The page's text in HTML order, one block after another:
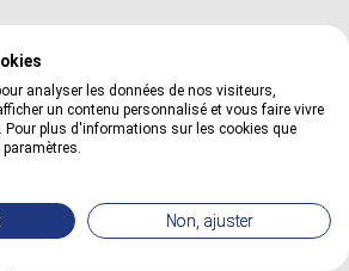
l’eau perle et ne mouille plus
l’encrassement, la formation
provoqués par les cycles de gel
la présence d’humidité disponible, il
verts. Microporeux, le produit
d’eau et évite les phénomènes de
analyser les données de nos visiteurs,
un contenu personnalisé et vous faire vivre
Pour plus d'informations sur les cookies que
Non, ajuster